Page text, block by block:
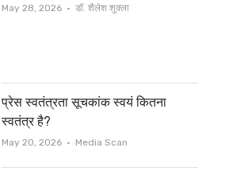
May 28, 2026 Author
डॉ. शैलेश शुक्ला
प्रेस स्वतंत्रता सूचकांक स्वयं कितना
स्वतंत्र है?
May 20, 2026 Author
Media Scan